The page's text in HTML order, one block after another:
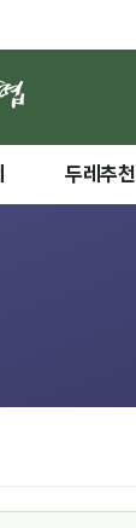
두레추천